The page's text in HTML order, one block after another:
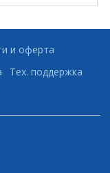
и оферта
Тех. поддержка